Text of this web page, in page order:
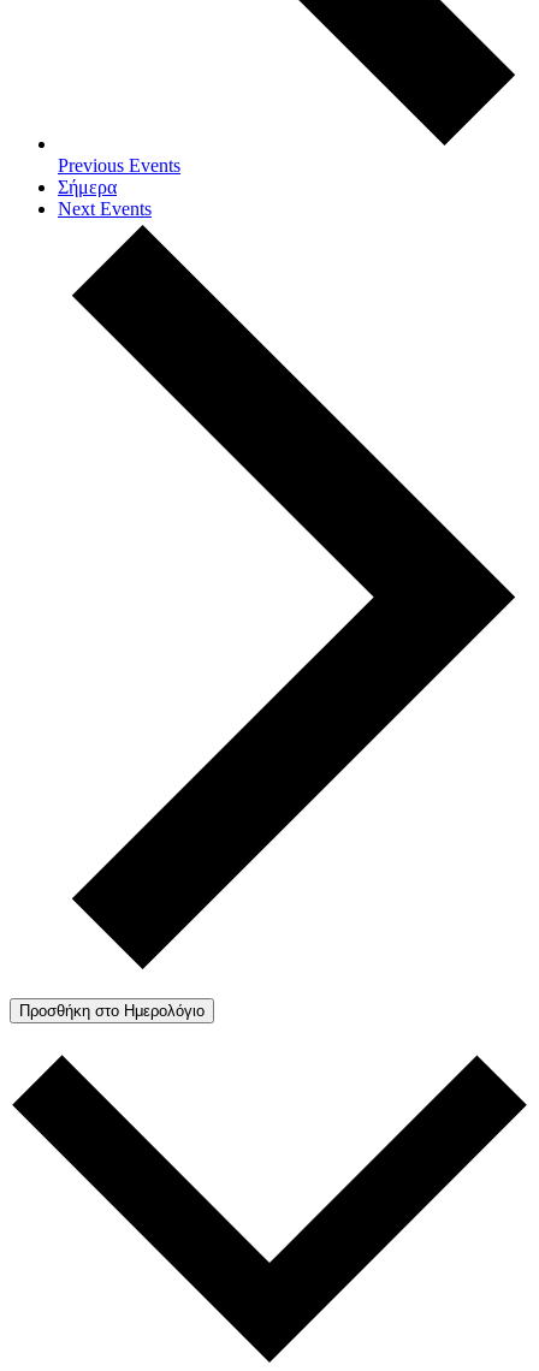
Previous Events
Σήμερα
Next Events
Προσθήκη στο Ημερολόγιο